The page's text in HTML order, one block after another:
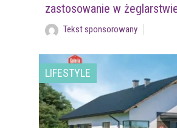
zastosowanie w
Tekst sponsorowany
LIFESTYLE